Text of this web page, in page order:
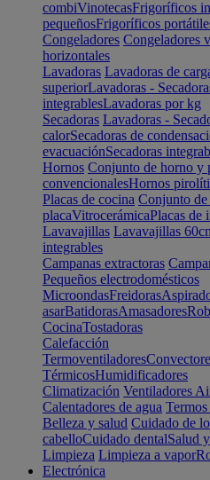
combiVinotecasFrigoríficos
pequeñosFrigoríficos
Congeladores Congeladores
horizontales
Lavadoras Lavadoras de
superiorLavadoras -
integrablesLavadoras por kg
Secadoras Lavadoras -
calorSecadoras de
evacuaciónSecadoras
Hornos Conjunto de horno y
convencionalesHornos
Placas de cocina Conjunto
placaVitrocerámicaPlacas de
Lavavajillas Lavavajillas
integrables
Campanas extractoras
Pequeños electrodomésticos
MicroondasFreidoras
asarBatidorasAmasadores
CocinaTostadoras
Calefacción
Termoventiladores
TérmicosHumidificadores
Climatización Ventiladores
Calentadores de agua
Belleza y salud Cuidado de
cabelloCuidado dentalSalud
Limpieza Limpieza a vapor
Electrónica